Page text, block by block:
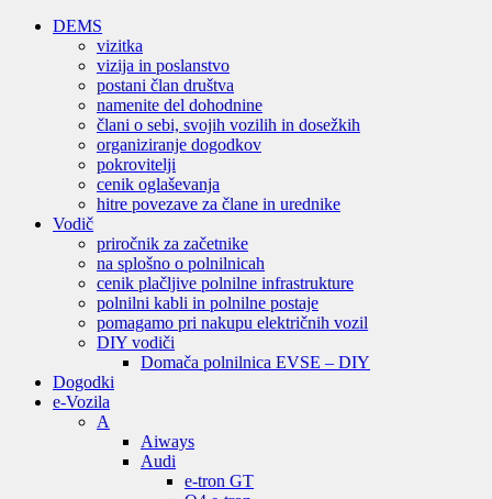
DEMS
vizitka
vizija in poslanstvo
postani član društva
namenite del dohodnine
člani o sebi, svojih vozilih in dosežkih
organiziranje dogodkov
pokrovitelji
cenik oglaševanja
hitre povezave za člane in urednike
Vodič
priročnik za začetnike
na splošno o polnilnicah
cenik plačljive polnilne infrastrukture
polnilni kabli in polnilne postaje
pomagamo pri nakupu električnih vozil
DIY vodiči
Domača polnilnica EVSE – DIY
Dogodki
e-Vozila
A
Aiways
Audi
e-tron GT